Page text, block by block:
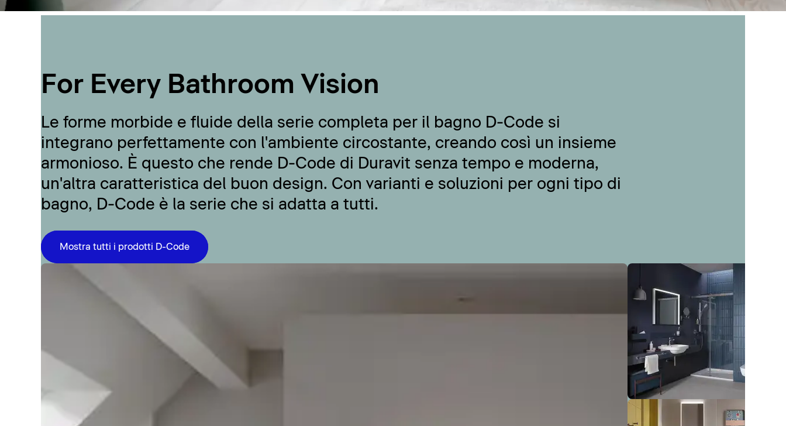
For Every Bathroom Vision
Le forme morbide e fluide della serie completa per il bagno D-Code si
integrano perfettamente con l'ambiente circostante, creando così un insieme
armonioso. È questo che rende D-Code di Duravit senza tempo e moderna,
un'altra caratteristica del buon design. Con varianti e soluzioni per ogni tipo di
bagno, D-Code è la serie che si adatta a tutti.
Mostra tutti i prodotti D-Code